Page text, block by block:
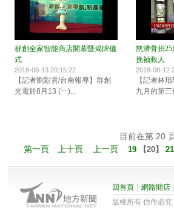
群創全家智能商店開幕暨揭牌儀
式
2018-08-13 20:15:22
【記者劉彩雲/台南報導】群創
光電於8月13 (一)...
慈濟骨捐25
挽袖救人
2018-08-12
【記者林
九月的第
目前在第 20
第一頁
上十頁 上一頁 19 【20】 21
回首頁 網路開店
版權所有 仿作必